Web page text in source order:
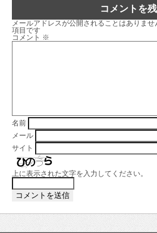
コメントを
メールアドレスが公開されることはありませ
項目です
コメント ※
名前
メール
サイト
上に表示された文字を入力してください。